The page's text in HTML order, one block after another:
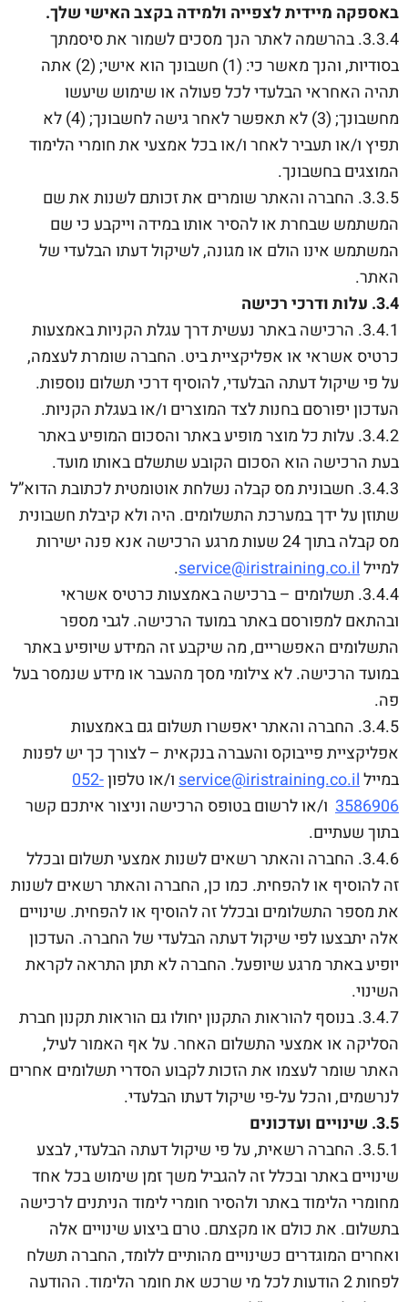
באספקה מיידית לצפייה ולמידה בקצב האישי שלך.
3.3.4. בהרשמה לאתר הנך מסכים לשמור את סיסמתך
בסודיות, והנך מאשר כי: (1) חשבונך הוא אישי; (2) אתה
תהיה האחראי הבלעדי לכל פעולה או שימוש שיעשו
מחשבונך; (3) לא תאפשר לאחר גישה לחשבונך; (4) לא
תפיץ ו/או תעביר לאחר ו/או בכל אמצעי את חומרי הלימוד
המוצגים בחשבונך.
3.3.5. החברה והאתר שומרים את זכותם לשנות את שם
המשתמש שבחרת או להסיר אותו במידה וייקבע כי שם
המשתמש אינו הולם או מגונה, לשיקול דעתו הבלעדי של
האתר.
3.4. עלות ודרכי רכישה
3.4.1. הרכישה באתר נעשית דרך עגלת הקניות באמצעות
כרטיס אשראי או אפליקציית ביט. החברה שומרת לעצמה,
על פי שיקול דעתה הבלעדי, להוסיף דרכי תשלום נוספות.
העדכון יפורסם בחנות לצד המוצרים ו/או בעגלת הקניות.
3.4.2. עלות כל מוצר מופיע באתר והסכום המופיע באתר
בעת הרכישה הוא הסכום הקובע שתשלם באותו מועד.
3.4.3. חשבונית מס קבלה נשלחת אוטומטית לכתובת הדוא”ל
שתוזן על ידך במערכת התשלומים. היה ולא קיבלת חשבונית
מס קבלה בתוך 24 שעות מרגע הרכישה אנא פנה ישירות
למיילservice@iristraining.co.il
.
3.4.4. תשלומים – ברכישה באמצעות כרטיס אשראי
ובהתאם למפורסם באתר במועד הרכישה. לגבי מספר
התשלומים האפשריים, מה שיקבע זה המידע שיופיע באתר
במועד הרכישה. לא צילומי מסך מהעבר או מידע שנמסר בעל
פה.
3.4.5. החברה והאתר יאפשרו תשלום גם באמצעות
אפליקציית פייבוקס והעברה בנקאית – לצורך כך יש לפנות
במיילservice@iristraining.co.ilו/או טלפון052-
3586906ו/או לרשום בטופס הרכישה וניצור איתכם קשר
בתוך שעתיים.
3.4.6. החברה והאתר רשאים לשנות אמצעי תשלום ובכלל
זה להוסיף או להפחית. כמו כן, החברה והאתר רשאים לשנות
את מספר התשלומים ובכלל זה להוסיף או להפחית. שינויים
אלה יתבצעו לפי שיקול דעתה הבלעדי של החברה. העדכון
יופיע באתר מרגע שיופעל. החברה לא תתן התראה לקראת
השינוי.
3.4.7. בנוסף להוראות התקנון יחולו גם הוראות תקנון חברת
הסליקה או אמצעי התשלום האחר. על אף האמור לעיל,
האתר שומר לעצמו את הזכות לקבוע הסדרי תשלומים אחרים
לנרשמים, והכל על-פי שיקול דעתו הבלעדי.
3.5. שינויים ועדכונים
3.5.1. החברה רשאית, על פי שיקול דעתה הבלעדי, לבצע
שינויים באתר ובכלל זה להגביל משך זמן שימוש בכל אחד
מחומרי הלימוד באתר ולהסיר חומרי לימוד הניתנים לרכישה
בתשלום. את כולם או מקצתם. טרם ביצוע שינויים אלה
ואחרים המוגדרים כשינויים מהותיים ללומד, החברה תשלח
לפחות 2 הודעות לכל מי שרכש את חומר הלימוד. ההודעה